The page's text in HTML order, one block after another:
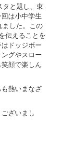
タと題し、東
は小中学生
ました。この
伝えることを
ドッジボー
グやスロー
顔で楽しん
熱いまなざ
ざいまし